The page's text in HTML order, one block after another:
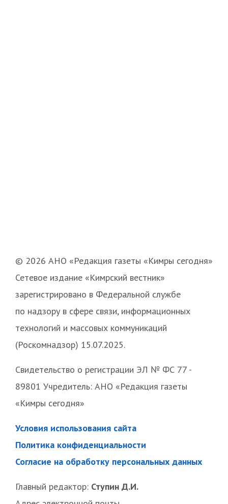
© 2026 АНО «Редакция газеты «Кимры сегодня»
Сетевое издание «Кимрский вестник»
зарегистрировано в Федеральной службе
по надзору в сфере связи, информационных
технологий и массовых коммуникаций
(Роскомнадзор) 15.07.2025.
Свидетельство о регистрации ЭЛ № ФС 77 -
89801 Учредитель: АНО «Редакция газеты
«Кимры сегодня»
Условия использования сайта
Политика конфиденциальности
Согласие на обработку персональных данных
Главный редактор: Ступин Д.И.